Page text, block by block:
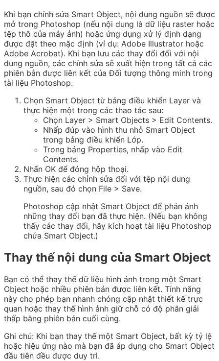
Khi bạn chỉnh sửa Smart Object, nội dung nguồn sẽ được
mở trong Photoshop (nếu nội dung là dữ liệu raster hoặc
tệp thô của máy ảnh) hoặc ứng dụng xử lý định dạng
được đặt theo mặc định (ví dụ: Adobe Illustrator hoặc
Adobe Acrobat). Khi bạn lưu các thay đổi đối với nội
dung nguồn, các chỉnh sửa sẽ xuất hiện trong tất cả các
phiên bản được liên kết của Đối tượng thông minh trong
tài liệu Photoshop.
Chọn Smart Object từ bảng điều khiển Layer và
thực hiện một trong các thao tác sau:
Chọn Layer > Smart Objects > Edit Contents.
Nhấp đúp vào hình thu nhỏ Smart Object
trong bảng điều khiển Lớp.
Trong bảng Properties, nhấp vào Edit
Contents.
Nhấn OK để đóng hộp thoại.
Thực hiện các chỉnh sửa đối với tệp nội dung
nguồn, sau đó chọn File > Save.
Photoshop cập nhật Smart Object để phản ánh
những thay đổi bạn đã thực hiện. (Nếu bạn không
thấy các thay đổi, hãy kích hoạt tài liệu Photoshop
chứa Smart Object.)
Thay thế nội dung của Smart Object
Bạn có thể thay thế dữ liệu hình ảnh trong một Smart
Object hoặc nhiều phiên bản được liên kết. Tính năng
này cho phép bạn nhanh chóng cập nhật thiết kế trực
quan hoặc thay thế hình ảnh giữ chỗ có độ phân giải
thấp bằng phiên bản cuối cùng.
Ghi chú: Khi bạn thay thế một Smart Object, bất kỳ tỷ lệ
hoặc hiệu ứng nào mà bạn đã áp dụng cho Smart Object
đầu tiên đều được duy trì.